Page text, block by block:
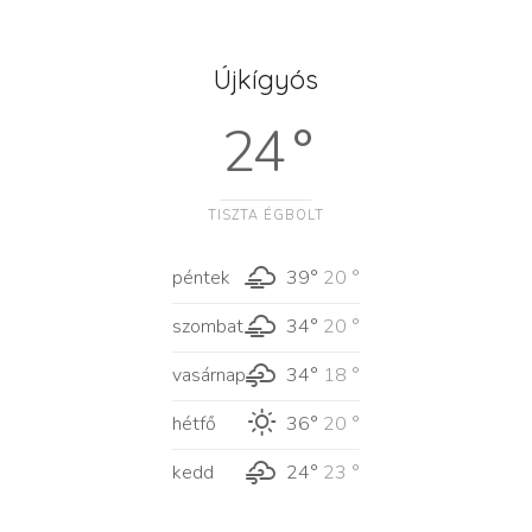
Újkígyós
24 °
TISZTA ÉGBOLT
péntek 39° 20 °
szombat
34° 20 °
vasárnap
34° 18 °
hétfő
36° 20 °
kedd
24° 23 °